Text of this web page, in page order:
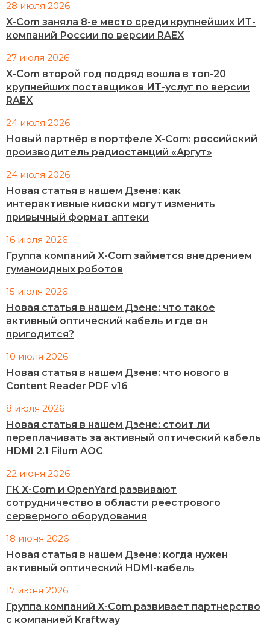
28 июля 2026
X-Com заняла 8-е место среди крупнейших ИТ-
компаний России по версии RAEX
27 июля 2026
X-Com второй год подряд вошла в топ-20
крупнейших поставщиков ИТ-услуг по версии
RAEX
24 июля 2026
Новый партнёр в портфеле X-Com: российский
производитель радиостанций «Аргут»
24 июля 2026
Новая статья в нашем Дзене: как
интерактивные киоски могут изменить
привычный формат аптеки
16 июля 2026
Группа компаний X-Com займется внедрением
гуманоидных роботов
15 июля 2026
Новая статья в нашем Дзене: что такое
активный оптический кабель и где он
пригодится?
10 июля 2026
Новая статья в нашем Дзене: что нового в
Content Reader PDF v16
8 июля 2026
Новая статья в нашем Дзене: стоит ли
переплачивать за активный оптический кабель
HDMI 2.1 Filum AOC
22 июня 2026
ГК X-Com и OpenYard развивают
сотрудничество в области реестрового
серверного оборудования
18 июня 2026
Новая статья в нашем Дзене: когда нужен
активный оптический HDMI-кабель
17 июня 2026
Группа компаний X-Com развивает партнерство
с компанией Kraftway